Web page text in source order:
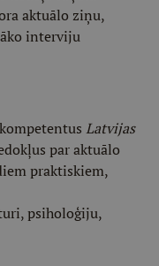
aktuālo ziņu,
interviju
Latvijas
par aktuālo
praktiskiem,
psiholoģiju,